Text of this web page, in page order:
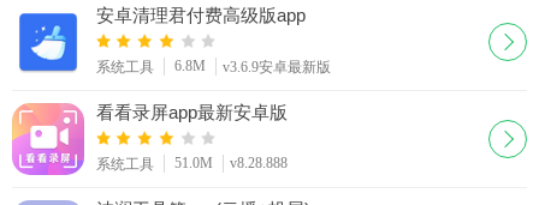
安卓清理君付费高级版app
系统工具 6.8M v3.6.9安卓最新版
看看录屏app最新安卓版
系统工具 51.0M v8.28.888